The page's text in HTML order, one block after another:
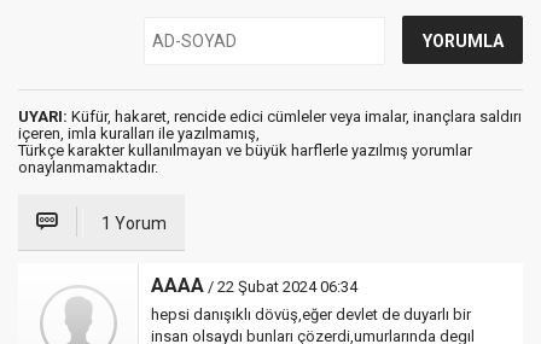
UYARI: Küfür, hakaret, rencide edici cümleler veya imalar, inançlara saldırı
içeren, imla kuralları ile yazılmamış,
Türkçe karakter kullanılmayan ve büyük harflerle yazılmış yorumlar
onaylanmamaktadır.
1 Yorum
AAAA / 22 Şubat 2024 06:34
hepsi danışıklı dövüş,eğer devlet de duyarlı bir
insan olsaydı bunları çözerdi,umurlarında degıl